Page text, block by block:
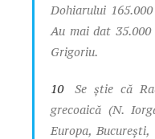
Dohiarului
Au mai dat
Grigoriu.
10Se ştie că
grecoaică (N.
Europa,